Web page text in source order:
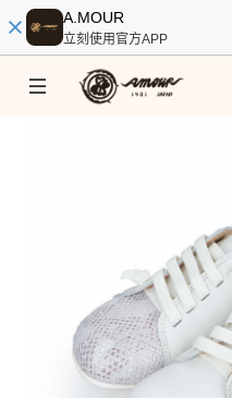
A.MOUR
立刻使用官方APP